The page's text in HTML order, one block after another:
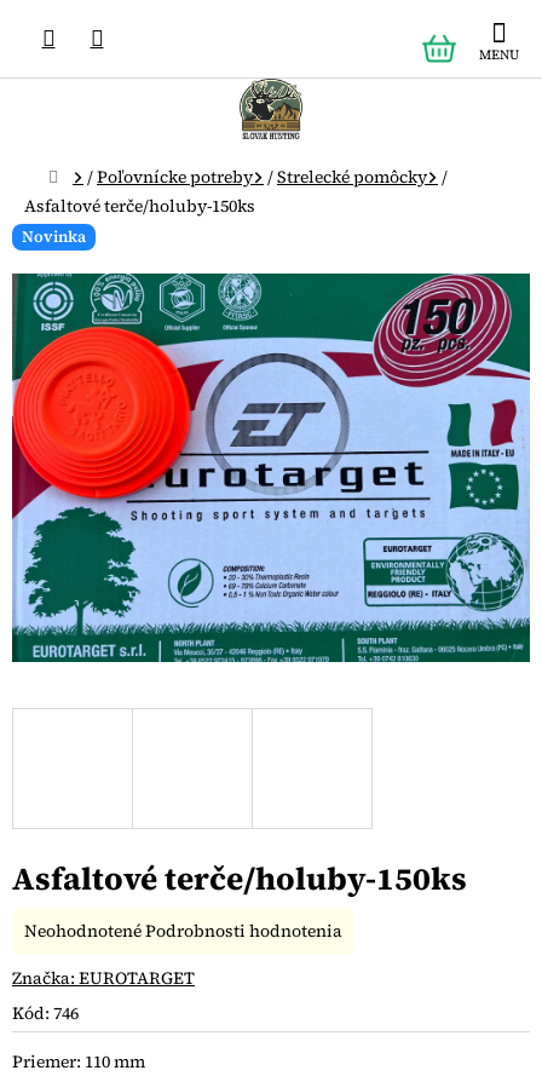
obsah
KOŠÍK
Domov
/Poľovnícke potreby /Strelecké pomôcky /
Asfaltové terče/holuby-150ks
Novinka
Asfaltové terče/holuby-150ks
Kód: 746
Priemer: 110 mm
Priemerné
produktu
0,0
5
NeohodnotenéPodrobnosti hodnotenia
Značka: EUROTARGET